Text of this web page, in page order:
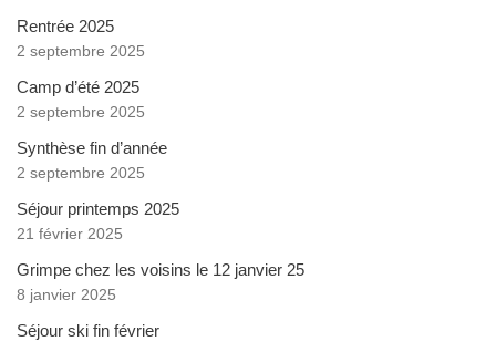
Rentrée 2025
2 septembre 2025
Camp d’été 2025
2 septembre 2025
Synthèse fin d’année
2 septembre 2025
Séjour printemps 2025
21 février 2025
Grimpe chez les voisins le 12 janvier 25
8 janvier 2025
Séjour ski fin février